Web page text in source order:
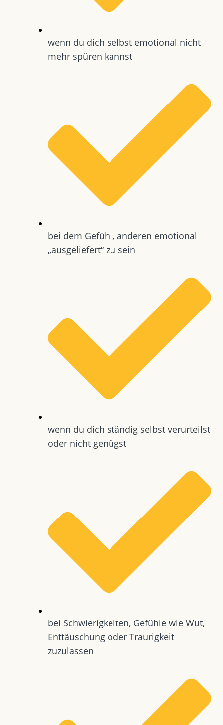
wenn du dich selbst emotional nicht
mehr spüren kannst
bei dem Gefühl, anderen emotional
„ausgeliefert“ zu sein
wenn du dich ständig selbst verurteilst
oder nicht genügst
bei Schwierigkeiten, Gefühle wie Wut,
Enttäuschung oder Traurigkeit
zuzulassen